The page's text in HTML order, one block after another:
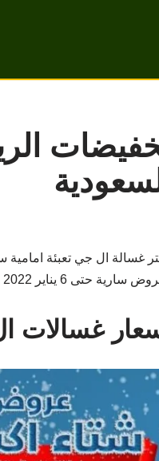
حتى 6 يناير 2022 ومتوفرة في جميع فروع اكسترا في المملكة .
غسالات